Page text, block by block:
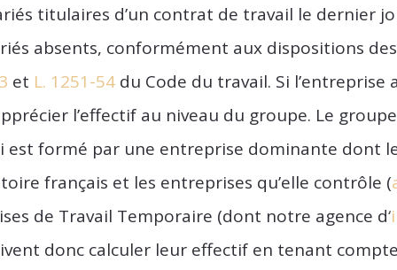
titulaires d’un contrat de travail le dernier
absents, conformément aux dispositions
et L. 1251-54 du Code du travail. Si
l’effectif au niveau du groupe. Le
est formé par une entreprise dominante dont
français et les entreprises qu’elle contrôle (
de Travail Temporaire (dont notre agence d‘
donc calculer leur effectif en tenant